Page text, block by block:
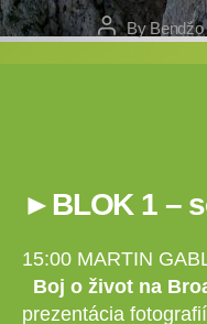
PostByBendžo
►BLOK 1 –
15:00 MARTIN
Boj o život na
prezentácia